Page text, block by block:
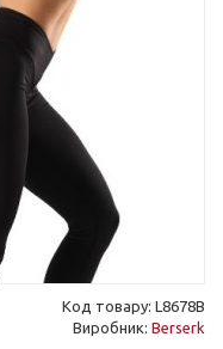
Код товару: L8678B
Виробник: Berserk